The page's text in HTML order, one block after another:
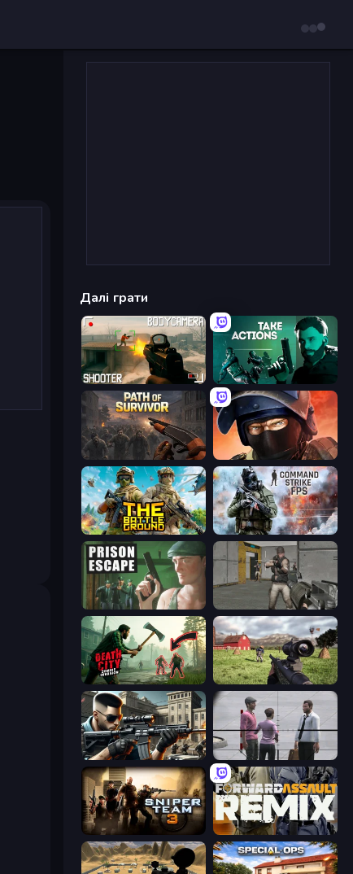
Далі грати
BodyCamera Shooter Take Actions
Path of Survivor Bullet Force
The Battleground Command Strike FPS
Prison Escape Warfare Area
Death City Zombie Invasion Dead Zed
Sure Shot
Sniper Team 3 Forward Assault Remix